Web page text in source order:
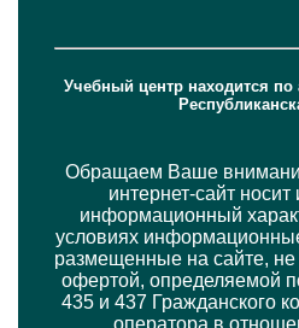
Учебный центр находится по
Обращаем Ваше
интернет-сайт
информационный
условиях
размещенные на сайте,
офертой, определяемой
435 и 437 Гражданского
оператора в